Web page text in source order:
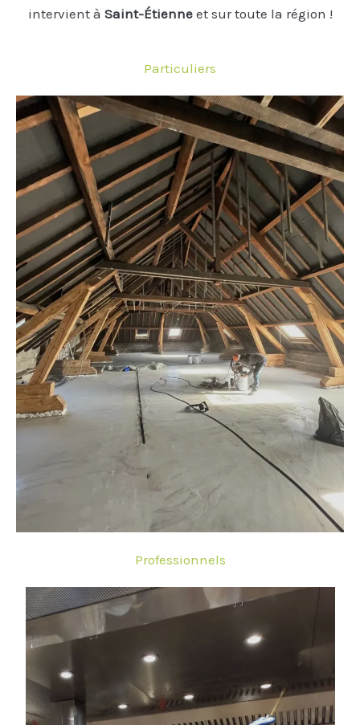
intervient à Saint-Étienneet sur toute la région !
Particuliers
Professionnels